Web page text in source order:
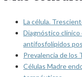
La célula.
Diagnóstico
antifosfolípidos
Prevalencia de los
Células Madre